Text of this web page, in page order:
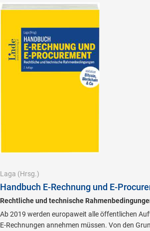
Laga (Hrsg.)
Handbuch E-Rechnung und E-
Rechtliche und technische
Ab 2019 werden europaweit alle öffentlichen
E-Rechnungen annehmen müssen. Von den